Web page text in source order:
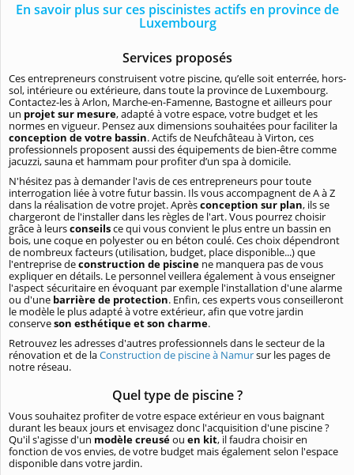
En savoir plus sur ces piscinistes actifs en province de
Luxembourg
Services proposés
Ces entrepreneurs construisent votre piscine, qu’elle soit enterrée, hors-
sol, intérieure ou extérieure, dans toute la province de Luxembourg.
Contactez-les à Arlon, Marche-en-Famenne, Bastogne et ailleurs pour
un projet sur mesure, adapté à votre espace, votre budget et les
normes en vigueur. Pensez aux dimensions souhaitées pour faciliter la
conception de votre bassin. Actifs de Neufchâteau à Virton, ces
professionnels proposent aussi des équipements de bien-être comme
jacuzzi, sauna et hammam pour profiter d’un spa à domicile.
N'hésitez pas à demander l'avis de ces entrepreneurs pour toute
interrogation liée à votre futur bassin. Ils vous accompagnent de A à Z
dans la réalisation de votre projet. Aprèsconception sur plan, ils se
chargeront de l'installer dans les règles de l'art. Vous pourrez choisir
grâce à leursconseilsce qui vous convient le plus entre un bassin en
bois, une coque en polyester ou en béton coulé. Ces choix dépendront
de nombreux facteurs (utilisation, budget, place disponible...) que
l'entreprise deconstruction de piscine ne manquera pas de vous
expliquer en détails. Le personnel veillera également à vous enseigner
l'aspect sécuritaire en évoquant par exemple l'installation d'une alarme
ou d'une barrière de protection. Enfin, ces experts vous conseilleront
le modèle le plus adapté à votre extérieur, afin que votre jardin
conserveson esthétique et son charme.
Retrouvez les adresses d'autres professionnels dans le secteur de la
rénovation et de laConstruction de piscine à Namursur les pages de
notre réseau.
Quel type de piscine ?
Vous souhaitez profiter de votre espace extérieur en vous baignant
durant les beaux jours et envisagez donc l'acquisition d'une piscine ?
Qu'il s'agisse d'un modèle creuséou en kit, il faudra choisir en
fonction de vos envies, de votre budget mais également selon l'espace
disponible dans votre jardin.